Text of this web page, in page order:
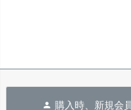
購入時、新規会